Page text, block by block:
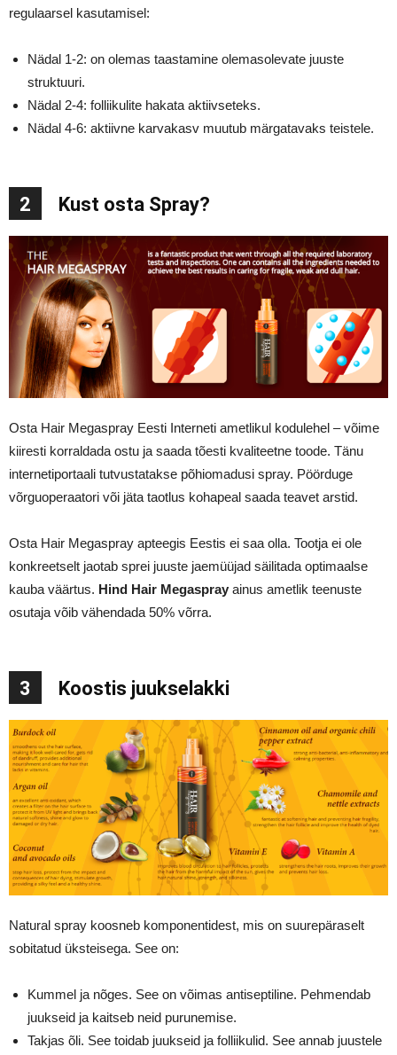
regulaarsel kasutamisel:
Nädal 1-2: on olemas taastamine olemasolevate juuste
struktuuri.
Nädal 2-4: folliikulite hakata aktiivseteks.
Nädal 4-6: aktiivne karvakasv muutub märgatavaks teistele.
2 Kust osta Spray?
Osta Hair Megaspray Eesti Interneti ametlikul kodulehel – võime
kiiresti korraldada ostu ja saada tõesti kvaliteetne toode. Tänu
internetiportaali tutvustatakse põhiomadusi spray. Pöörduge
võrguoperaatori või jäta taotlus kohapeal saada teavet arstid.
Osta Hair Megaspray apteegis Eestis ei saa olla. Tootja ei ole
konkreetselt jaotab sprei juuste jaemüüjad säilitada optimaalse
kauba väärtus. Hind Hair Megaspray ainus ametlik teenuste
osutaja võib vähendada 50% võrra.
3 Koostis juukselakki
Natural spray koosneb komponentidest, mis on suurepäraselt
sobitatud üksteisega. See on:
Kummel ja nõges. See on võimas antiseptiline. Pehmendab
juukseid ja kaitseb neid purunemise.
Takjas õli. See toidab juukseid ja folliikulid. See annab juustele